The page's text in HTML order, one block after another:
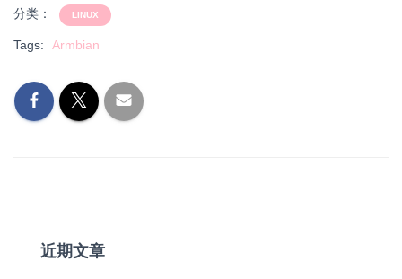
分类： LINUX
Tags: Armbian
近期文章